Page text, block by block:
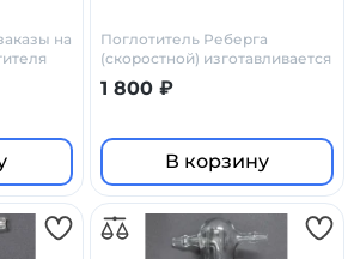
на
Поглотитель Реберга
(скоростной) изготавливается
в Primelab по стандартным
чертежам или по чертежам
1 800 ₽
В корзину